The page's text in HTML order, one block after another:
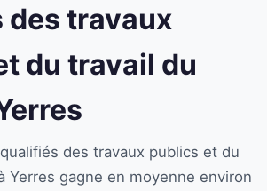
travaux
du travail du
des travaux publics et du
Yerres gagne en moyenne environ